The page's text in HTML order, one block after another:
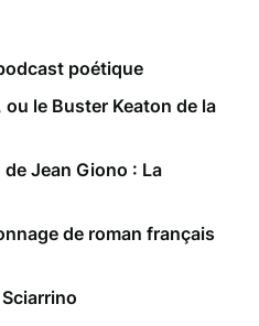
poétique
le Buster Keaton de la
de Jean Giono : La
de roman français